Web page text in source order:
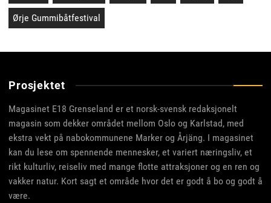
Ørje Gummibåtfestival
Prosjektet
Magasinet E18 Grenseland er et norsk-svensk redaksjonelt
magasin som dekker området mellom Oslo og Karlstad, med
ekstra vekt på nabokommunene Marker og Årjäng. I magasinet
kan du lese om spennende mennesker, et variert næringsliv, et
rikt kulturliv, reiseliv med mange flotte attraksjoner og en ren og
vakker natur. Kort sagt et område hvor det er godt å bo og godt å
være.